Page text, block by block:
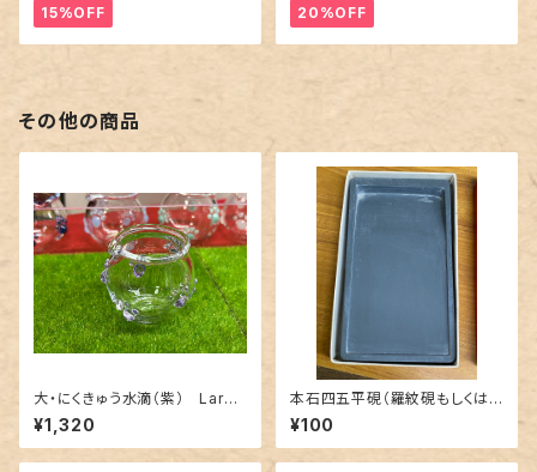
15%OFF 20%OFF
その他の商品
大・にくきゅう水滴（紫） Large
Glass Water Dropper with
Cat Paw Print Design – Pur
ple
¥1,320
本石四五平硯（羅紋硯もしくは
湖南硯）※箱無し汚れあり Natu
ral Stone Inkstone (Shihot
ei Type / Rammon or Kona
¥100